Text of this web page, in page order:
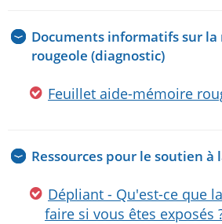
Documents informatifs sur la
rougeole (diagnostic)
Feuillet aide-mémoire
Ressources pour le soutien à
Dépliant - Qu'est-ce que
faire si vous êtes exposés